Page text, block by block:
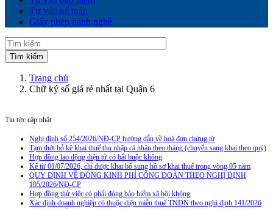
Tư vấn kế toán
Giấy phép hành nghề
Trang chủ
Chữ ký số giá rẻ nhất tại Quận 6
Tin tức cập nhật
Nghị định số 254/2026/NĐ-CP hướng dẫn về hoá đơn chứng từ
Tạm thời bỏ kê khai thuế thu nhập cá nhân theo tháng (chuyển sang khai theo quý)
Hợp đồng lao động điện tử có bắt buộc không
Kể từ 01/07/2026, chỉ được khai bổ sung hồ sơ khai thuế trong vòng 05 năm
QUY ĐỊNH VỀ ĐÓNG KINH PHÍ CÔNG ĐOÀN THEO NGHỊ ĐỊNH
105/2026/NĐ-CP
Hợp đồng thử việc có phải đóng bảo hiểm xã hội không
Xác định doanh nghiệp có thuộc diện miễn thuế TNDN theo nghị định 141/2026